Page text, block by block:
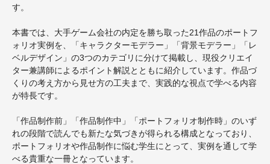
す。
本書では、大手ゲーム会社の内定を勝ち取った21作品のポートフ
ォリオ実例を、「キャラクターモデラー」「背景モデラー」「レ
ベルデザイン」の3つのカテゴリに分けて掲載し、現役クリエイ
ター兼講師によるポイント解説とともに紹介しています。作品づ
くりの考え方から見せ方の工夫まで、実践的な視点で学べる内容
が特長です。
「作品制作前」「作品制作中」「ポートフォリオ制作時」のいず
れの段階で読んでも新たな気づきが得られる構成となっており、
ポートフォリオや作品制作に悩む学生にとって、実例を通して学
べる貴重な一冊となっています。